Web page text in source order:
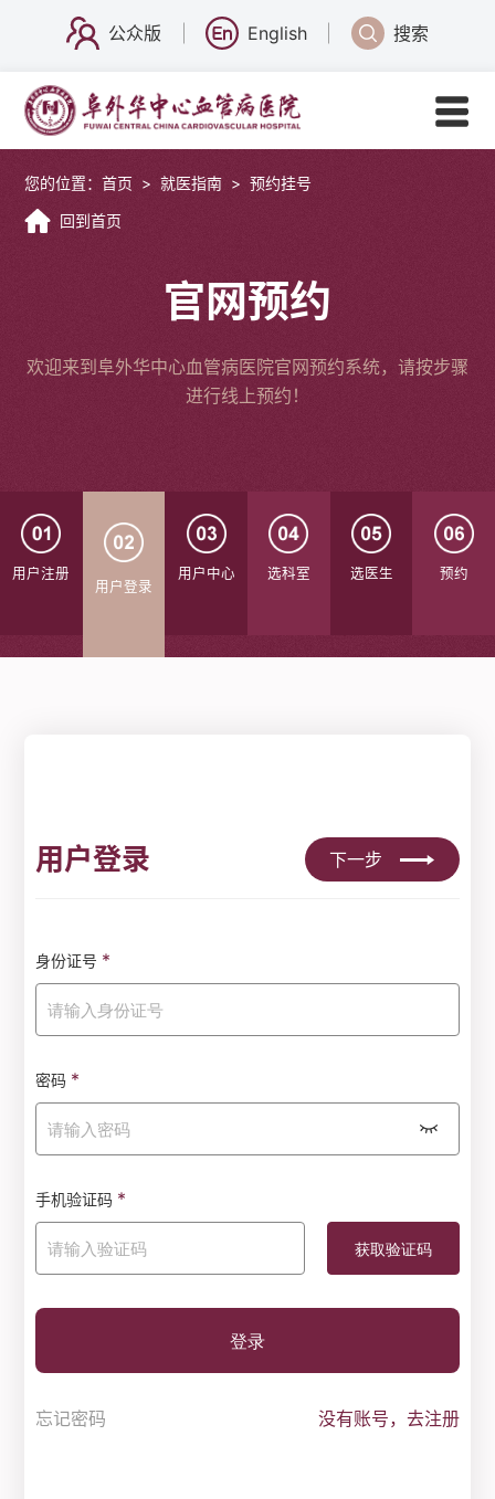
公众版 English 搜索
您的位置：首页 > 就医指南 > 预约挂号
回到首页
官网预约
欢迎来到阜外华中心血管病医院官网预约系统，请按步骤
进行线上预约！
用户注册
用户登录
用户中心 选科室 选医生 预约
用户登录 下一步
身份证号 *
密码 *
手机验证码 *
登录
忘记密码 没有账号，去注册